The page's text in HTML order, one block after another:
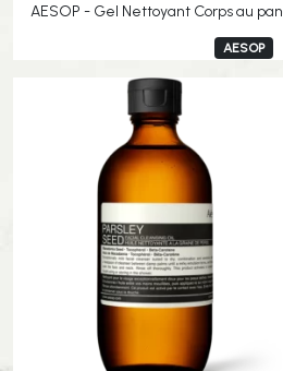
AESOP - Gel Nettoyant Corps au
AESOP